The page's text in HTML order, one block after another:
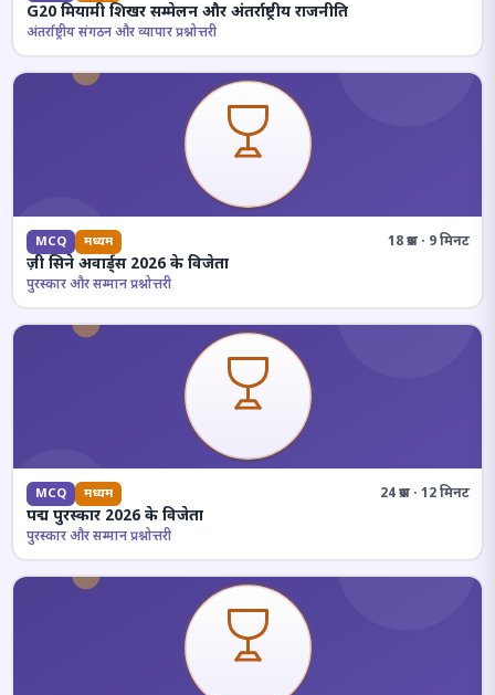
G20 मियामी शिखर सम्मेलन और अंतर्राष्ट्रीय राजनीति
अंतर्राष्ट्रीय संगठन और व्यापार प्रश्नोत्तरी
MCQ मध्यम 18 प्रश्न · 9 मिनट
ज़ी सिने अवार्ड्स 2026 के विजेता
पुरस्कार और सम्मान प्रश्नोत्तरी
MCQ मध्यम 24 प्रश्न · 12 मिनट
पद्म पुरस्कार 2026 के विजेता
पुरस्कार और सम्मान प्रश्नोत्तरी